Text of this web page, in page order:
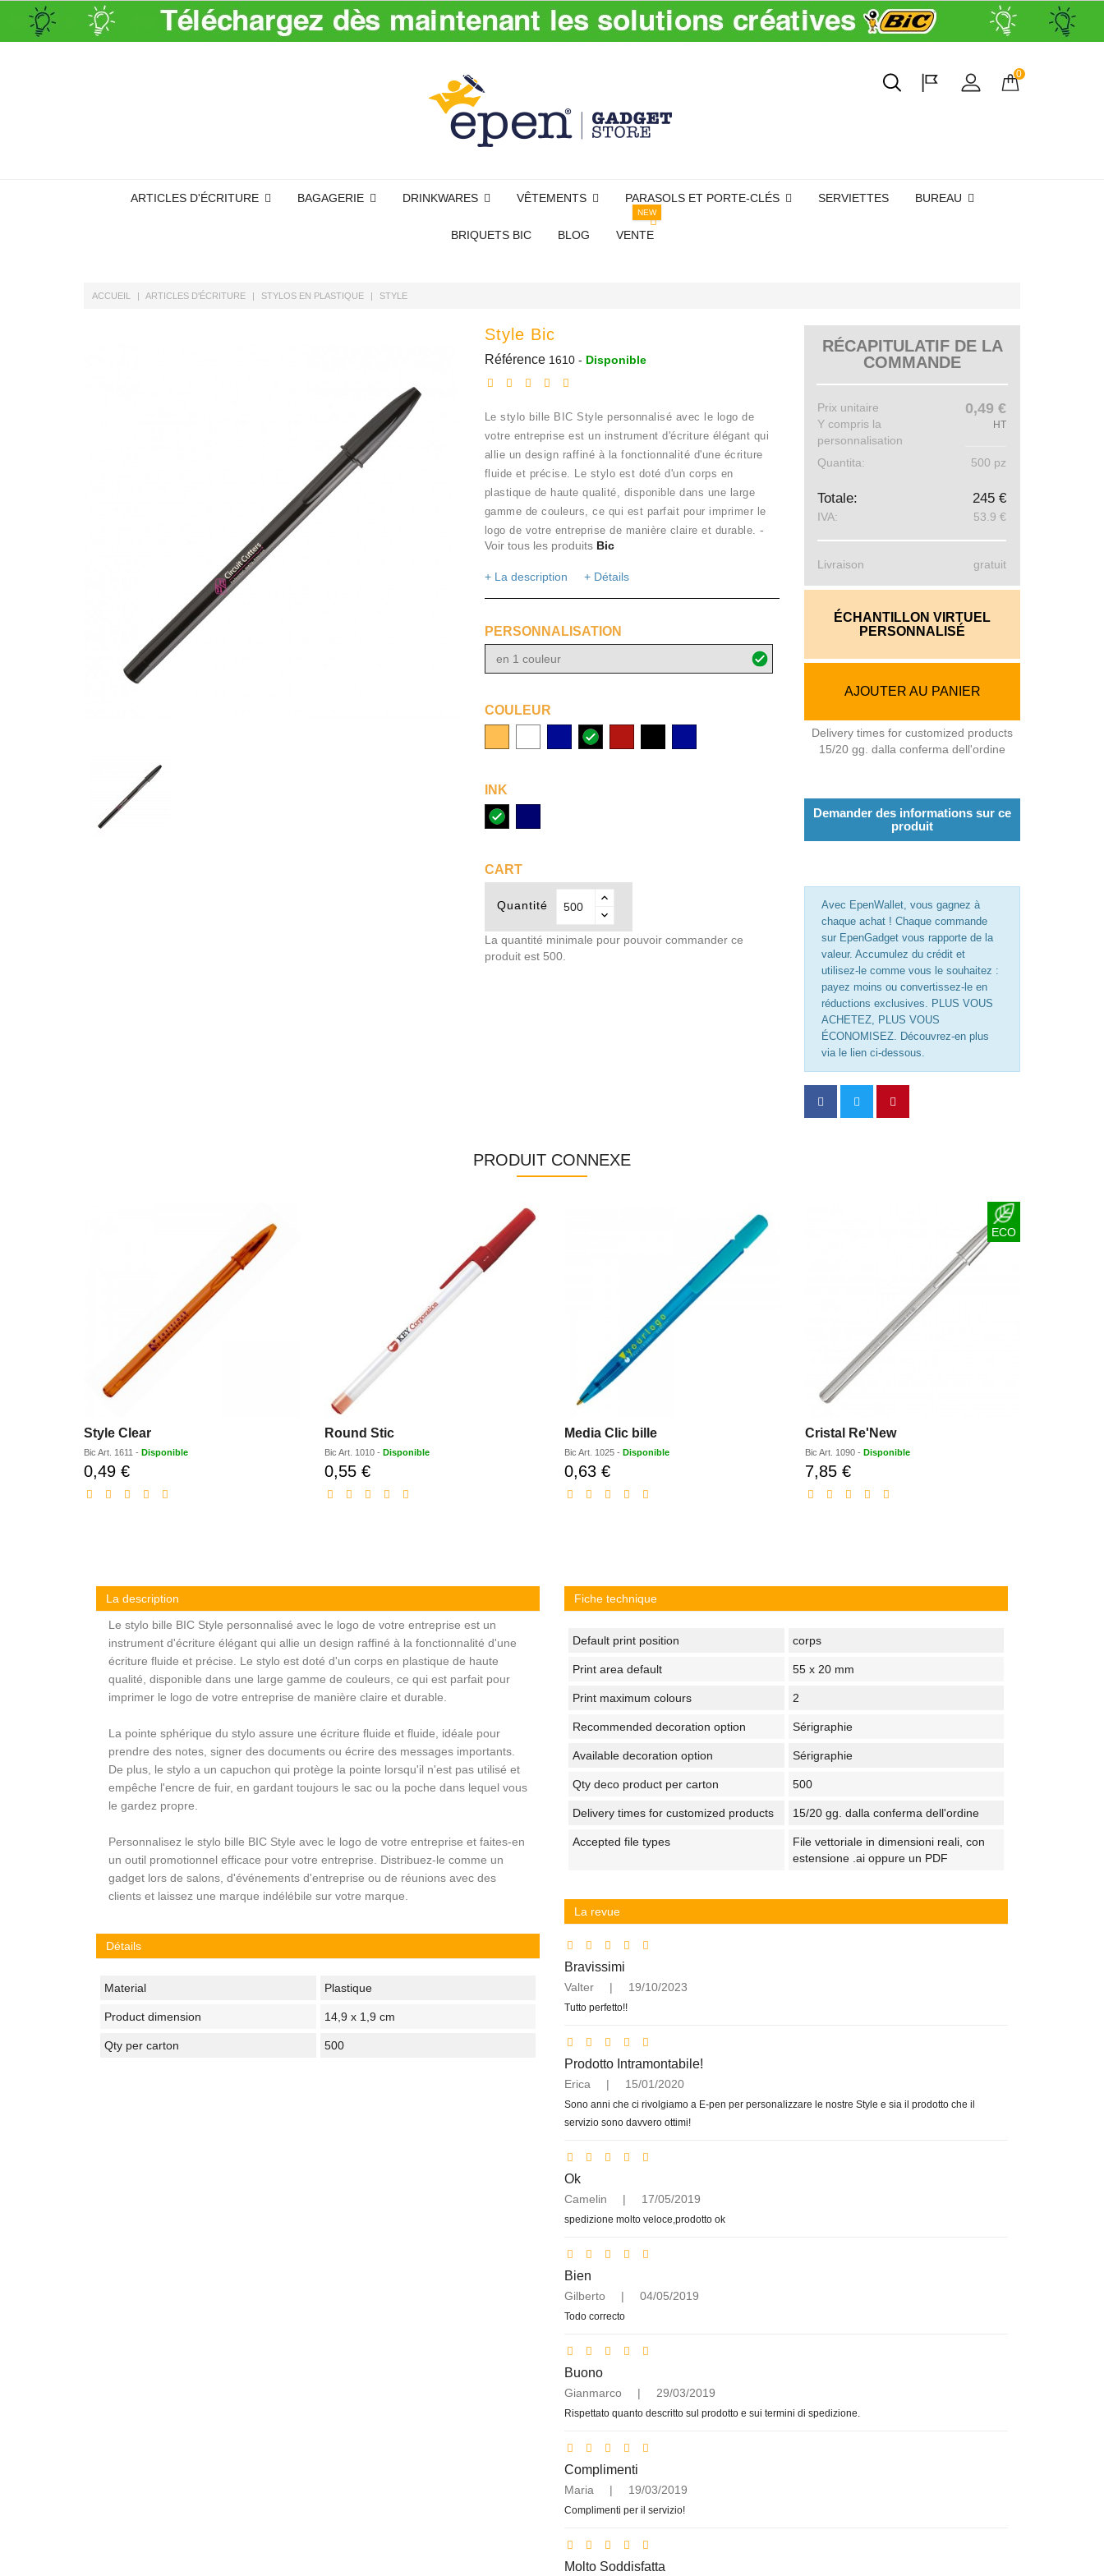
0
ARTICLES D'ÉCRITURE BAGAGERIE DRINKWARES VÊTEMENTS PARASOLS ET PORTE-CLÉS SERVIETTES BUREAU
BRIQUETS BIC BLOG VENTE
NEW
ACCUEIL ARTICLES D'ÉCRITURE STYLOS EN PLASTIQUE STYLE
Style Bic
Référence 1610 - Disponible
Le stylo bille BIC Style personnalisé avec le logo de
votre entreprise est un instrument d'écriture élégant qui
allie un design raffiné à la fonctionnalité d'une écriture
fluide et précise. Le stylo est doté d'un corps en
plastique de haute qualité, disponible dans une large
gamme de couleurs, ce qui est parfait pour imprimer le
logo de votre entreprise de manière claire et durable. -
Voir tous les produits Bic
+ La description + Détails
PERSONNALISATION
en 1 couleur
COULEUR
(10)
(01)
(04)
Noir
(0202)(0103)(0102)(0104)
INK
noir
(R2)
(R1)
CART
Quantité
La quantité minimale pour pouvoir commander ce
produit est 500.
RÉCAPITULATIF DE LA
COMMANDE
Prix ​​unitaire
Y compris la
personnalisation
0,49 €
HT
Quantita: 500 pz
Totale: 245 €
IVA: 53.9 €
Livraison gratuit
ÉCHANTILLON VIRTUEL
PERSONNALISÉ
AJOUTER AU PANIER
Delivery times for customized products
15/20 gg. dalla conferma dell'ordine
Demander des informations sur ce
produit
Avec EpenWallet, vous gagnez à
chaque achat ! Chaque commande
sur EpenGadget vous rapporte de la
valeur. Accumulez du crédit et
utilisez-le comme vous le souhaitez :
payez moins ou convertissez-le en
réductions exclusives. PLUS VOUS
ACHETEZ, PLUS VOUS
ÉCONOMISEZ. Découvrez-en plus
via le lien ci-dessous.
PRODUIT CONNEXE
Style Clear
Bic Art. 1611 - Disponible
0,49 €Prix
Round Stic
Bic Art. 1010- Disponible
0,55 €Prix
Media Clic bille
Bic Art. 1025 - Disponible
0,63 €Prix
ECO
Cristal Re'New
Bic Art. 1090- Disponible
7,85 €Prix
La description
Le stylo bille BIC Style personnalisé avec le logo de votre entreprise est un
instrument d'écriture élégant qui allie un design raffiné à la fonctionnalité d'une
écriture fluide et précise. Le stylo est doté d'un corps en plastique de haute
qualité, disponible dans une large gamme de couleurs, ce qui est parfait pour
imprimer le logo de votre entreprise de manière claire et durable.
La pointe sphérique du stylo assure une écriture fluide et fluide, idéale pour
prendre des notes, signer des documents ou écrire des messages importants.
De plus, le stylo a un capuchon qui protège la pointe lorsqu'il n'est pas utilisé et
empêche l'encre de fuir, en gardant toujours le sac ou la poche dans lequel vous
le gardez propre.
Personnalisez le stylo bille BIC Style avec le logo de votre entreprise et faites-en
un outil promotionnel efficace pour votre entreprise. Distribuez-le comme un
gadget lors de salons, d'événements d'entreprise ou de réunions avec des
clients et laissez une marque indélébile sur votre marque.
Détails
Material Plastique
Product dimension 14,9 x 1,9 cm
Qty per carton 500
Fiche technique
Default print position corps
Print area default 55 x 20 mm
Print maximum colours 2
Recommended decoration option Sérigraphie
Available decoration option Sérigraphie
Qty deco product per carton 500
Delivery times for customized products 15/20 gg. dalla conferma dell'ordine
Accepted file types
File vettoriale in dimensioni reali, con
estensione .ai oppure un PDF
La revue
Bravissimi
Valter | 19/10/2023
Tutto perfetto!!
Prodotto Intramontabile!
Erica | 15/01/2020
Sono anni che ci rivolgiamo a E-pen per personalizzare le nostre Style e sia il prodotto che il
servizio sono davvero ottimi!
Ok
Camelin | 17/05/2019
spedizione molto veloce,prodotto ok
Bien
Gilberto | 04/05/2019
Todo correcto
Buono
Gianmarco | 29/03/2019
Rispettato quanto descritto sul prodotto e sui termini di spedizione.
Complimenti
Maria | 19/03/2019
Complimenti per il servizio!
Molto Soddisfatta